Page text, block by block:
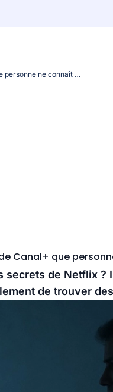
L’astuce secrète de Canal+ que personne ne connaît pour trouver les meilleurs programmes
Canal+ que
secrets de Netflix
de trouver